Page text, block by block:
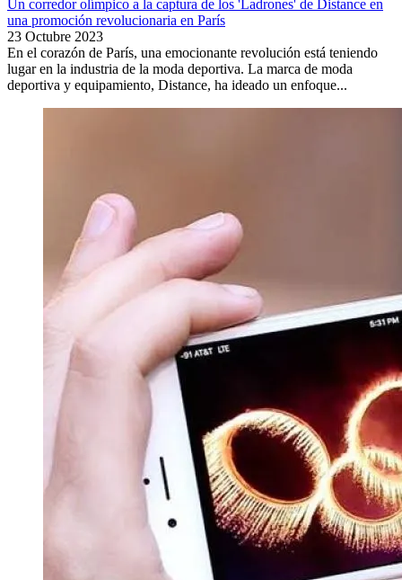
Un corredor olímpico a la captura de los 'Ladrones' de Distance en
una promoción revolucionaria en París
23 Octubre 2023
En el corazón de París, una emocionante revolución está teniendo
lugar en la industria de la moda deportiva. La marca de moda
deportiva y equipamiento, Distance, ha ideado un enfoque...